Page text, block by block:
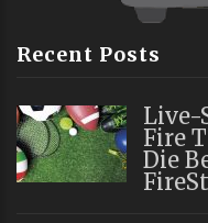
Recent Posts
Live-
Fire
Die